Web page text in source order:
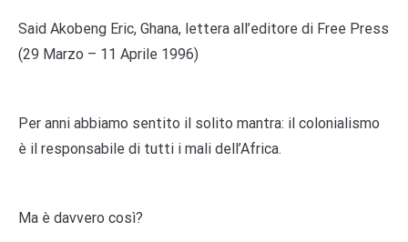
Said Akobeng Eric, Ghana, lettera all’editore di Free Press
(29 Marzo – 11 Aprile 1996)
Per anni abbiamo sentito il solito mantra: il colonialismo
è il responsabile di tutti i mali dell’Africa.
Ma è davvero così?